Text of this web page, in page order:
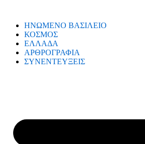
ΗΝΩΜΕΝΟ ΒΑΣΙΛΕΙΟ
ΚΟΣΜΟΣ
ΕΛΛΑΔΑ
ΑΡΘΡΟΓΡΑΦΙΑ
ΣΥΝΕΝΤΕΥΞΕΙΣ